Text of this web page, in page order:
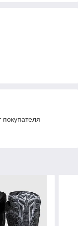
покупателя